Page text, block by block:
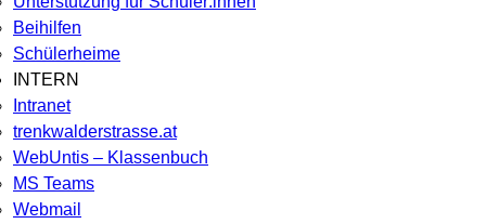
Beihilfen
Schülerheime
INTERN
Intranet
trenkwalderstrasse.at
WebUntis – Klassenbuch
MS Teams
Webmail